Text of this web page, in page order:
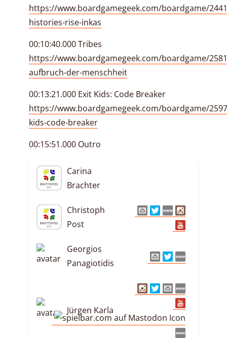
https://www.boardgamegeek.com/boardgame/
histories-rise-inkas
00:10:40.000 Tribes
https://www.boardgamegeek.com/boardgame/
aufbruch-der-menschheit
00:13:21.000 Exit Kids: Code Breaker
https://www.boardgamegeek.com/boardgame/
kids-code-breaker
00:15:51.000 Outro
Carina
Brachter
Christoph
Post
Georgios
Panagiotidis
Jürgen Karla